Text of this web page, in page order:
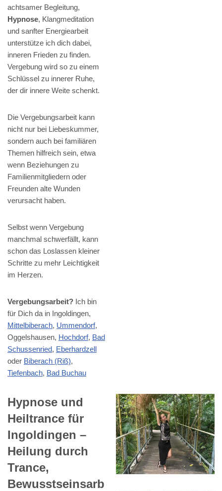
achtsamer Begleitung,
Hypnose, Klangmeditation
und sanfter Energiearbeit
unterstütze ich dich dabei,
inneren Frieden zu finden.
Vergebung wird so zu einem
Schlüssel zu innerer Ruhe,
der dir innere Weite schenkt.
Die Vergebungsarbeit kann
nicht nur bei Liebeskummer,
sondern auch bei familiären
Themen hilfreich sein, etwa
wenn Beziehungen zu
Familienmitgliedern oder
Freunden alte Wunden
verursacht haben.
Selbst wenn Vergebung
manchmal schwerfällt, kann
schon das Loslassen kleiner
Schritte zu mehr Leichtigkeit
im Herzen.
Vergebungsarbeit? Ich bin
für Dich da in Ingoldingen,
Mittelbiberach, Ummendorf,
Oggelshausen, Hochdorf, Bad
Schussenried, Eberhardzell
oder Biberach (Riß),
Tiefenbach, Bad Buchau
Hypnose und
Heiltrance für
Ingoldingen –
Heilung durch
Trance,
Bewusstseinsarb